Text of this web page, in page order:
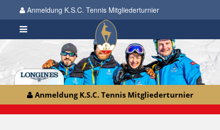
Anmeldung K.S.C. Tennis Mitgliederturnier
Anmeldung K.S.C. Tennis Mitgliederturnier